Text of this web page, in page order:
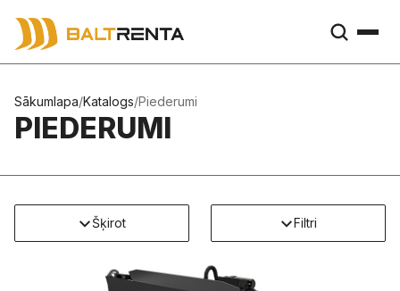
Sākumlapa/Katalogs/Piederumi
PIEDERUMI
Šķirot Filtri